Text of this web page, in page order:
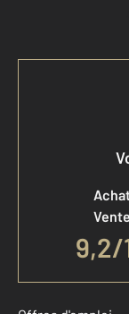
Vente
9,2/